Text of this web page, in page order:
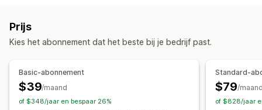
Prijs
Kies het abonnement dat het beste bij je bedrijf past.
Basic-abonnement
$39/maand
of $348/jaar en bespaar 26%
Standard-
$79/
of $828/jaar